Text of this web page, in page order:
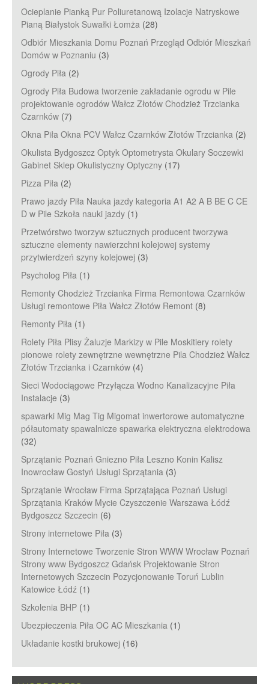
Ocieplanie Pianką Pur Poliuretanową Izolacje Natryskowe
Pianą Białystok Suwałki Łomża (28)
Odbiór Mieszkania Domu Poznań Przegląd Odbiór Mieszkań
Domów w Poznaniu (3)
Ogrody Piła (2)
Ogrody Piła Budowa tworzenie zakładanie ogrodu w Pile
projektowanie ogrodów Wałcz Złotów Chodzież Trzcianka
Czarnków (7)
Okna Piła Okna PCV Wałcz Czarnków Złotów Trzcianka (2)
Okulista Bydgoszcz Optyk Optometrysta Okulary Soczewki
Gabinet Sklep Okulistyczny Optyczny (17)
Pizza Piła (2)
Prawo jazdy Piła Nauka jazdy kategoria A1 A2 A B BE C CE
D‎ w Pile Szkoła nauki jazdy (1)
Przetwórstwo tworzyw sztucznych producent tworzywa
sztuczne elementy nawierzchni kolejowej systemy
przytwierdzeń szyny kolejowej (3)
Psycholog Piła (1)
Remonty Chodzież Trzcianka Firma Remontowa Czarnków
Usługi remontowe Piła Wałcz Złotów Remont (8)
Remonty Piła (1)
Rolety Piła Plisy Żaluzje Markizy w Pile Moskitiery rolety
pionowe rolety zewnętrzne wewnętrzne Pila Chodzież Wałcz
Złotów Trzcianka i Czarnków (4)
Sieci Wodociągowe Przyłącza Wodno Kanalizacyjne Piła
Instalacje (3)
spawarki Mig Mag Tig Migomat inwertorowe automatyczne
półautomaty spawalnicze spawarka elektryczna elektrodowa
(32)
Sprzątanie Poznań Gniezno Piła Leszno Konin Kalisz
Inowrocław Gostyń Usługi Sprzątania (3)
Sprzątanie Wrocław Firma Sprzątająca Poznań Usługi
Sprzątania Kraków Mycie Czyszczenie Warszawa Łódź
Bydgoszcz Szczecin (6)
Strony internetowe Piła (3)
Strony Internetowe Tworzenie Stron WWW Wrocław Poznań
Strony www Bydgoszcz Gdańsk Projektowanie Stron
Internetowych Szczecin Pozycjonowanie Toruń Lublin
Katowice Łódź (1)
Szkolenia BHP (1)
Ubezpieczenia Piła OC AC Mieszkania (1)
Układanie kostki brukowej (16)